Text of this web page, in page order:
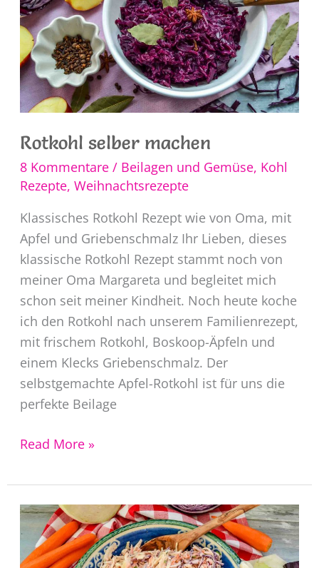
Rotkohl selber machen
8 Kommentare / Beilagen und Gemüse, Kohl
Rezepte, Weihnachtsrezepte
Klassisches Rotkohl Rezept wie von Oma, mit
Apfel und Griebenschmalz Ihr Lieben, dieses
klassische Rotkohl Rezept stammt noch von
meiner Oma Margareta und begleitet mich
schon seit meiner Kindheit. Noch heute koche
ich den Rotkohl nach unserem Familienrezept,
mit frischem Rotkohl, Boskoop-Äpfeln und
einem Klecks Griebenschmalz. Der
selbstgemachte Apfel-Rotkohl ist für uns die
perfekte Beilage
Rotkohl
machen
Read More »